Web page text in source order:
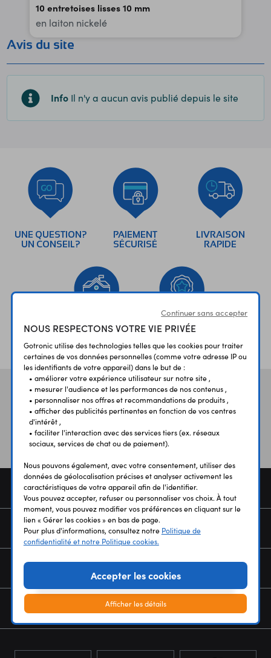
10 entretoises lisses 10 mm
en laiton nickelé
Avis du site
Info Il n'y a aucun avis publié depuis le site
UNE QUESTION?
UN CONSEIL?
PAIEMENT
SÉCURISÉ
LIVRAISON
RAPIDE
ÉTABLISSEMENTS
SCOLAIRES
PLUS 30 ANS
D’EXPERIENCE
Vos aviset témoignages
COMMANDE
SERVICES
NEWSLETTER
Continuer sans accepter
NOUS RESPECTONS VOTRE VIE PRIVÉE
Gotronic utilise des technologies telles que les cookies pour traiter
certaines de vos données personnelles (comme votre adresse IP ou
les identifiants de votre appareil) dans le but de :
• améliorer votre expérience utilisateur sur notre site ,
• mesurer l'audience et les performances de nos contenus ,
• personnaliser nos offres et recommandations de produits ,
• afficher des publicités pertinentes en fonction de vos centres
d'intérêt ,
• faciliter l'interaction avec des services tiers (ex. réseaux
sociaux, services de chat ou de paiement).
Nous pouvons également, avec votre consentement, utiliser des
données de géolocalisation précises et analyser activement les
caractéristiques de votre appareil afin de l'identifier.
Vous pouvez accepter, refuser ou personnaliser vos choix. À tout
moment, vous pouvez modifier vos préférences en cliquant sur le
lien « Gérer les cookies » en bas de page.
Pour plus d'informations, consultez notre Politique de
confidentialité et notre Politique cookies.
Accepter les cookies
Afficher les détails